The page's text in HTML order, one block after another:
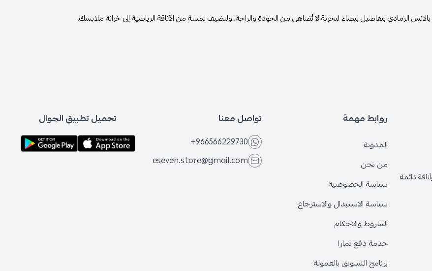
بالانس الرمادي بتفاصيل بيضاء لتجربة لا تُضاهى من الجودة والراحة، ولتضيف لمسة من الأناقة الرياضية إلى خزانة ملابسك.
دائمة
روابط مهمة
المدونة
من نحن
سياسة الخصوصية
سياسة الاستبدال والاسترجاع
الشروط والاحكام
خدمة دفع تمارا
برنامج التسويق بالعمولة
تواصل معنا
+966566229730
eseven.store@gmail.com
تحميل تطبيق الجوال